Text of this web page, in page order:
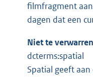
filmfragment
dagen dat een
Niet te
dcterms:spatial
Spatial geeft